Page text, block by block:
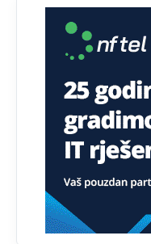
pusti ih
Radovana i Ratka
besjedi znam ja
Proguglajte
Анонимно2810587 11:21
O kako su cudni lvi
svima
na iso ce mjesto leci!
Анонимно2810587
11:24